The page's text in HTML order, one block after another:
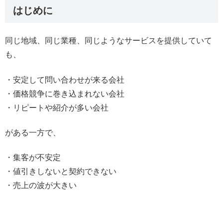
はじめに
同じ地域、同じ業種、同じようなサービスを提供していて
も、
・安定して問い合わせが来る会社
・価格競争に巻き込まれない会社
・リピートや紹介が多い会社
がある一方で、
・集客が不安定
・値引きしないと契約できない
・売上の波が大きい